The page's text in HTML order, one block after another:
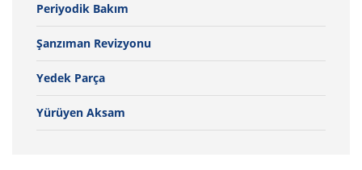
Periyodik Bakım
Şanzıman Revizyonu
Yedek Parça
Yürüyen Aksam